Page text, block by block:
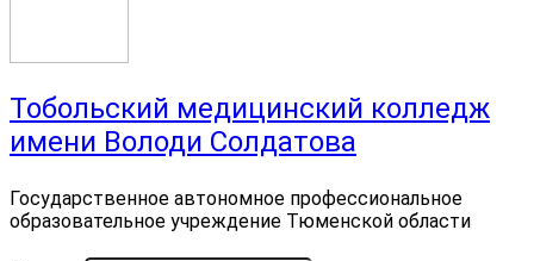
Тобольский медицинский колледж
имени Володи Солдатова
Государственное автономное профессиональное
образовательное учреждение Тюменской области